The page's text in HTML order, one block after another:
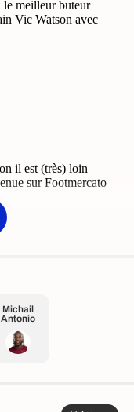
Michail
Antonio